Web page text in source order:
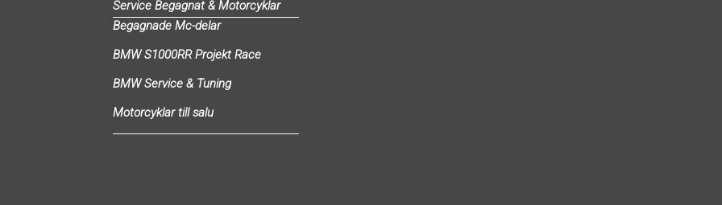
Service Begagnat & Motorcyklar
Begagnade Mc-delar
BMW S1000RR Projekt Race
BMW Service & Tuning
Motorcyklar till salu